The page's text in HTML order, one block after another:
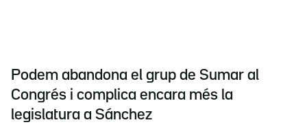
Podem abandona el grup de Sumar al
Congrés i complica encara més la
legislatura a Sánchez